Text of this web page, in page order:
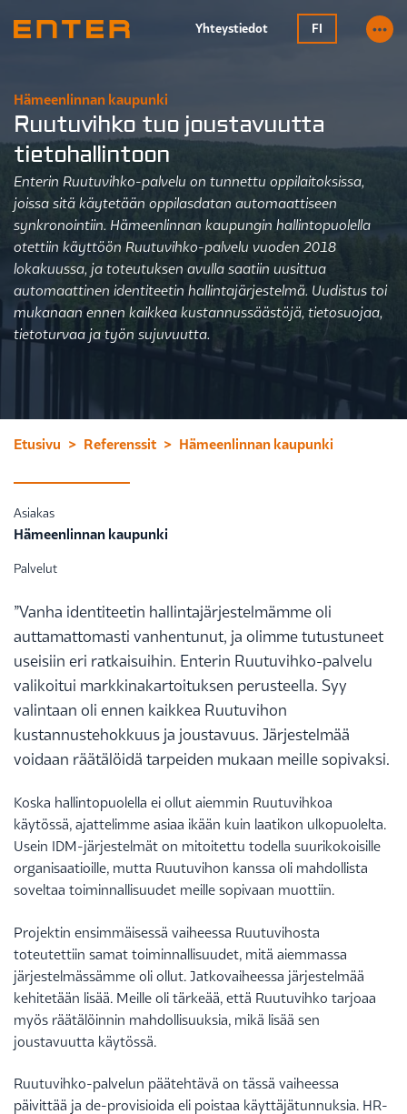
Yhteystiedot FI
Hämeenlinnan kaupunki
Ruutuvihko tuo joustavuutta
tietohallintoon
Enterin Ruutuvihko-palvelu on tunnettu oppilaitoksissa,
joissa sitä käytetään oppilasdatan automaattiseen
synkronointiin. Hämeenlinnan kaupungin hallintopuolella
otettiin käyttöön Ruutuvihko-palvelu vuoden 2018
lokakuussa, ja toteutuksen avulla saatiin uusittua
automaattinen identiteetin hallintajärjestelmä. Uudistus toi
mukanaan ennen kaikkea kustannussäästöjä, tietosuojaa,
tietoturvaa ja työn sujuvuutta.
Etusivu Referenssit Hämeenlinnan kaupunki
Asiakas
Hämeenlinnan kaupunki
Palvelut
”Vanha identiteetin hallintajärjestelmämme oli
auttamattomasti vanhentunut, ja olimme tutustuneet
useisiin eri ratkaisuihin. Enterin Ruutuvihko-palvelu
valikoitui markkinakartoituksen perusteella. Syy
valintaan oli ennen kaikkea Ruutuvihon
kustannustehokkuus ja joustavuus. Järjestelmää
voidaan räätälöidä tarpeiden mukaan meille sopivaksi.
Koska hallintopuolella ei ollut aiemmin Ruutuvihkoa
käytössä, ajattelimme asiaa ikään kuin laatikon ulkopuolelta.
Usein IDM-järjestelmät on mitoitettu todella suurikokoisille
organisaatioille, mutta Ruutuvihon kanssa oli mahdollista
soveltaa toiminnallisuudet meille sopivaan muottiin.
Projektin ensimmäisessä vaiheessa Ruutuvihosta
toteutettiin samat toiminnallisuudet, mitä aiemmassa
järjestelmässämme oli ollut. Jatkovaiheessa järjestelmää
kehitetään lisää. Meille oli tärkeää, että Ruutuvihko tarjoaa
myös räätälöinnin mahdollisuuksia, mikä lisää sen
joustavuutta käytössä.
Ruutuvihko-palvelun päätehtävä on tässä vaiheessa
päivittää ja de-provisioida eli poistaa käyttäjätunnuksia. HR-